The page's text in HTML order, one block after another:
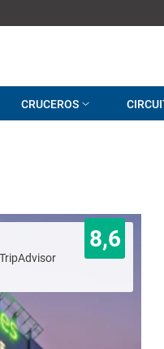
CRUCEROS
8,6